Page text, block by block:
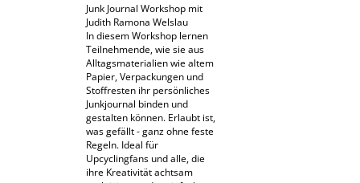
Junk Journal Workshop mit
Judith Ramona Welslau
In diesem Workshop lernen
Teilnehmende, wie sie aus
Alltagsmaterialien wie altem
Papier, Verpackungen und
Stoffresten ihr persönliches
Junkjournal binden und
gestalten können. Erlaubt ist,
was gefällt - ganz ohne feste
Regeln. Ideal für
Upcyclingfans und alle, die
ihre Kreativität achtsam